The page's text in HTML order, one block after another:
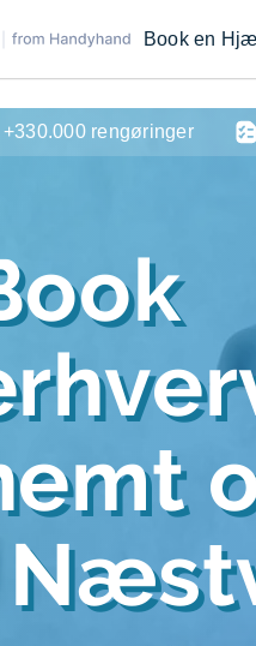
Book en
+330.000 rengøringer